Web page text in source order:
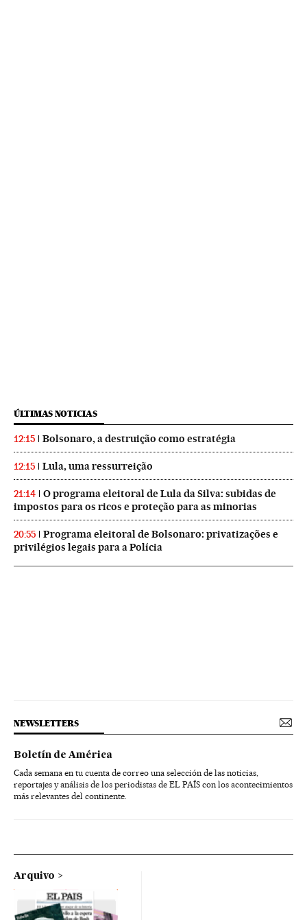
ÚLTIMAS NOTICIAS
12:15 Bolsonaro, a destruição como estratégia
12:15 Lula, uma ressurreição
21:14
O programa eleitoral de Lula da Silva: subidas de
impostos para os ricos e proteção para as minorias
20:55
Programa eleitoral de Bolsonaro: privatizações e
privilégios legais para a Polícia
NEWSLETTERS
Boletín de América
Cada semana en tu cuenta de correo una selección de las noticias,
reportajes y análisis de los periodistas de EL PAÍS con los acontecimientos
más relevantes del continente.
Arquivo